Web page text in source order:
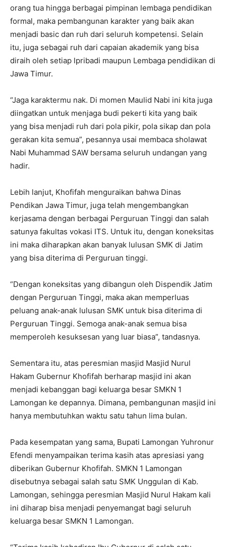
orang tua hingga berbagai pimpinan lembaga pendidikan
formal, maka pembangunan karakter yang baik akan
menjadi basic dan ruh dari seluruh kompetensi. Selain
itu, juga sebagai ruh dari capaian akademik yang bisa
diraih oleh setiap lpribadi maupun Lembaga pendidikan di
Jawa Timur.
“Jaga karaktermu nak. Di momen Maulid Nabi ini kita juga
diingatkan untuk menjaga budi pekerti kita yang baik
yang bisa menjadi ruh dari pola pikir, pola sikap dan pola
gerakan kita semua”, pesannya usai membaca sholawat
Nabi Muhammad SAW bersama seluruh undangan yang
hadir.
Lebih lanjut, Khofifah menguraikan bahwa Dinas
Pendikan Jawa Timur, juga telah mengembangkan
kerjasama dengan berbagai Perguruan Tinggi dan salah
satunya fakultas vokasi ITS. Untuk itu, dengan koneksitas
ini maka diharapkan akan banyak lulusan SMK di Jatim
yang bisa diterima di Perguruan tinggi.
“Dengan koneksitas yang dibangun oleh Dispendik Jatim
dengan Perguruan Tinggi, maka akan memperluas
peluang anak-anak lulusan SMK untuk bisa diterima di
Perguruan Tinggi. Semoga anak-anak semua bisa
memperoleh kesuksesan yang luar biasa”, tandasnya.
Sementara itu, atas peresmian masjid Masjid Nurul
Hakam Gubernur Khofifah berharap masjid ini akan
menjadi kebanggan bagi keluarga besar SMKN 1
Lamongan ke depannya. Dimana, pembangunan masjid ini
hanya membutuhkan waktu satu tahun lima bulan.
Pada kesempatan yang sama, Bupati Lamongan Yuhronur
Efendi menyampaikan terima kasih atas apresiasi yang
diberikan Gubernur Khofifah. SMKN 1 Lamongan
disebutnya sebagai salah satu SMK Unggulan di Kab.
Lamongan, sehingga peresmian Masjid Nurul Hakam kali
ini diharap bisa menjadi penyemangat bagi seluruh
keluarga besar SMKN 1 Lamongan.